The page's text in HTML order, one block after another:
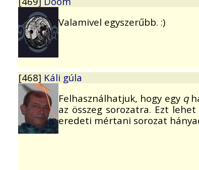
Valamivel egyszerűbb. :)
[468] Káli gúla
Felhasználhatjuk, hogy egy q
az összeg sorozatra. Ezt
eredeti mértani sorozat